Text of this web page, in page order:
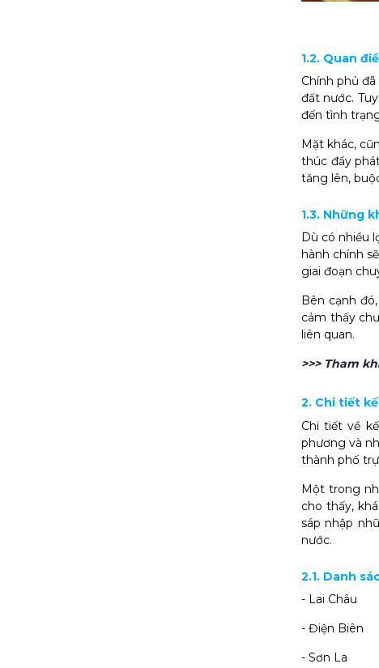
1.2. Quan
Chính phủ
đất nước.
đến tình
Mặt khác,
thúc đẩy
tăng lên,
1.3. Những
Dù có nhiều
hành chính
giai đoạn
Bên cạnh
cảm thấy
liên quan.
>>> Tham
2. Chi tiết
Chi tiết về
phương và
thành phố
Một trong
cho thấy,
sáp nhập
nước.
2.1. Danh
- Lai Châu
- Điện Biên
- Sơn La